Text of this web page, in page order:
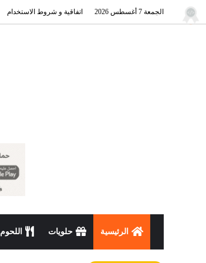
الجمعة 7 أغسطس 2026 اتفاقية و شروط الاستخدام
الرئيسية حلويات اللحوم